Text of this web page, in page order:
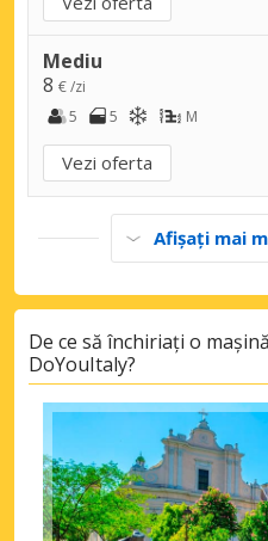
Mediu
8 € /zi
5
5 M
Vezi oferta
Afișați mai
De ce să închiriați o
DoYouItaly?